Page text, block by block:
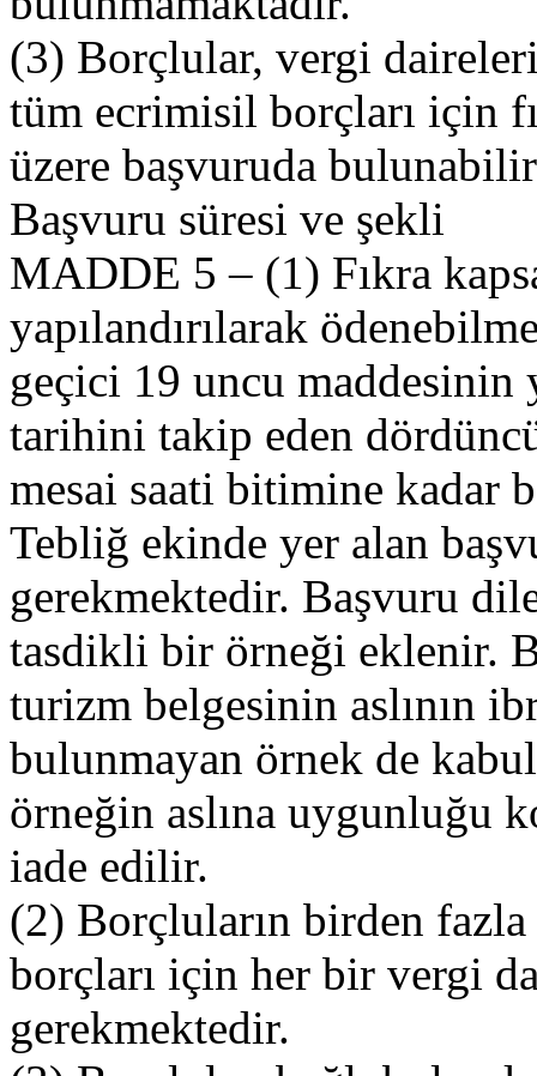
(3) Borçlular, vergi
tüm ecrimisil borçları için
üzere başvuruda
Başvuru süresi ve şekli
MADDE 5 – (1) Fıkra
yapılandırılarak
geçici 19 uncu
tarihini takip eden
mesai saati bitimine kadar
Tebliğ ekinde yer alan
gerekmektedir. Başvuru
tasdikli bir örneği eklenir.
turizm belgesinin aslının
bulunmayan örnek de
örneğin aslına uygunluğu
iade edilir.
(2) Borçluların birden
borçları için her bir vergi
gerekmektedir.